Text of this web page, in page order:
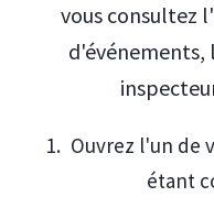
vous consultez
d'événements,
Ouvrez l'un de
étant